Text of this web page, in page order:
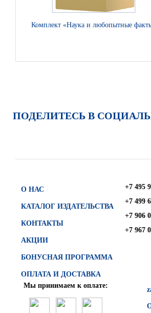
Комплект «Наука и любопытные
ПОДЕЛИТЕСЬ В
О НАС
КАТАЛОГ ИЗДАТЕЛЬСТВА
КОНТАКТЫ
АКЦИИ
БОНУСНАЯ ПРОГРАММА
ОПЛАТА И ДОСТАВКА
+7 495
+7 499
+7 906
+7 967
Мы принимаем к оплате: